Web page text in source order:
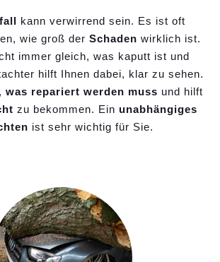
kann verwirrend sein. Es ist oft
wie groß der Schaden wirklich ist.
immer gleich, was kaputt ist und
hilft Ihnen dabei, klar zu sehen.
was repariert werden muss und hilft
zu bekommen. Ein unabhängiges
ist sehr wichtig für Sie.